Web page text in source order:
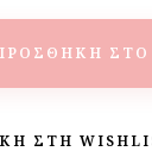
ΣΤΟ
ΣΤΗ